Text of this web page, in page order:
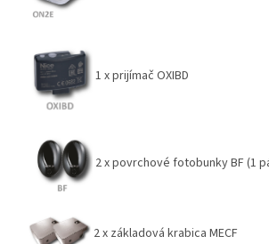
1 x prijímač OXIBD
2 x povrchové fotobunky BF (1
2 x základová krabica MECF